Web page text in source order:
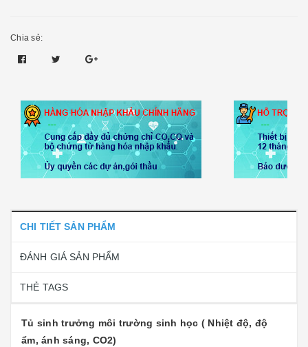
Chia sẻ:
CHI TIẾT SẢN PHẨM
ĐÁNH GIÁ SẢN PHẨM
THẺ TAGS
Tủ sinh trưởng môi trường sinh học ( Nhiệt độ, độ
ẩm, ánh sáng, CO2)